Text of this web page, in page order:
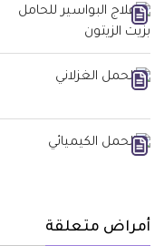
أمراض متعلقة